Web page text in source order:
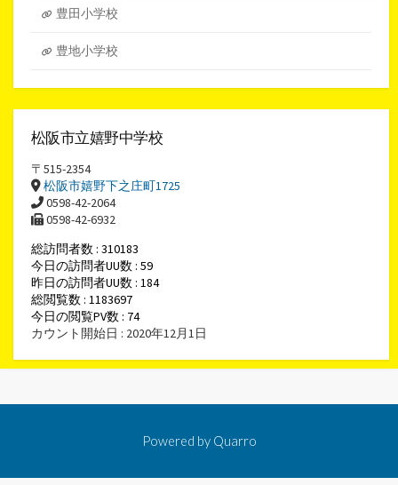
豊田小学校
豊地小学校
松阪市立嬉野中学校
〒515-2354
松阪市嬉野下之庄町1725
0598-42-2064
0598-42-6932
総訪問者数 : 310183
今日の訪問者UU数 : 59
昨日の訪問者UU数 : 184
総閲覧数 : 1183697
今日の閲覧PV数 : 74
カウント開始日 : 2020年12月1日
Powered by Quarro